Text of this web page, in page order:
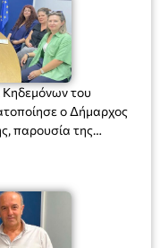
Κηδεμόνων του
ο Δήμαρχος
παρουσία της
Χαΐτα.